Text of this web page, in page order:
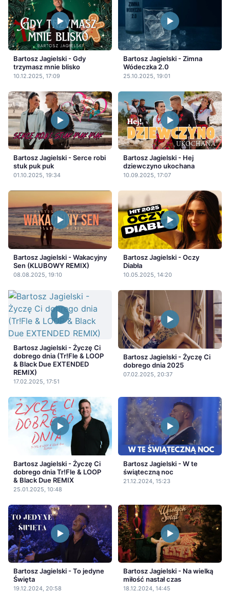
Bartosz Jagielski - Gdy
trzymasz mnie blisko
10.12.2025, 17:09
Bartosz Jagielski - Zimna
Wódeczka 2.0
25.10.2025, 19:01
Bartosz Jagielski - Serce robi
stuk puk puk
01.10.2025, 19:34
Bartosz Jagielski - Hej
dziewczyno ukochana
10.09.2025, 17:07
Bartosz Jagielski - Wakacyjny
Sen (KLUBOWY REMIX)
08.08.2025, 19:10
Bartosz Jagielski - Oczy
Diabła
10.05.2025, 14:20
Bartosz Jagielski - Życzę Ci
dobrego dnia (Tr!Fle & LOOP
& Black Due EXTENDED
REMIX)
17.02.2025, 17:51
Bartosz Jagielski - Życzę Ci
dobrego dnia 2025
07.02.2025, 20:37
Bartosz Jagielski - Życzę Ci
dobrego dnia Tr!Fle & LOOP
& Black Due REMIX
25.01.2025, 10:48
Bartosz Jagielski - W te
świąteczną noc
21.12.2024, 15:23
Bartosz Jagielski - To jedyne
Święta
19.12.2024, 20:58
Bartosz Jagielski - Na wielką
miłość nastał czas
18.12.2024, 14:45